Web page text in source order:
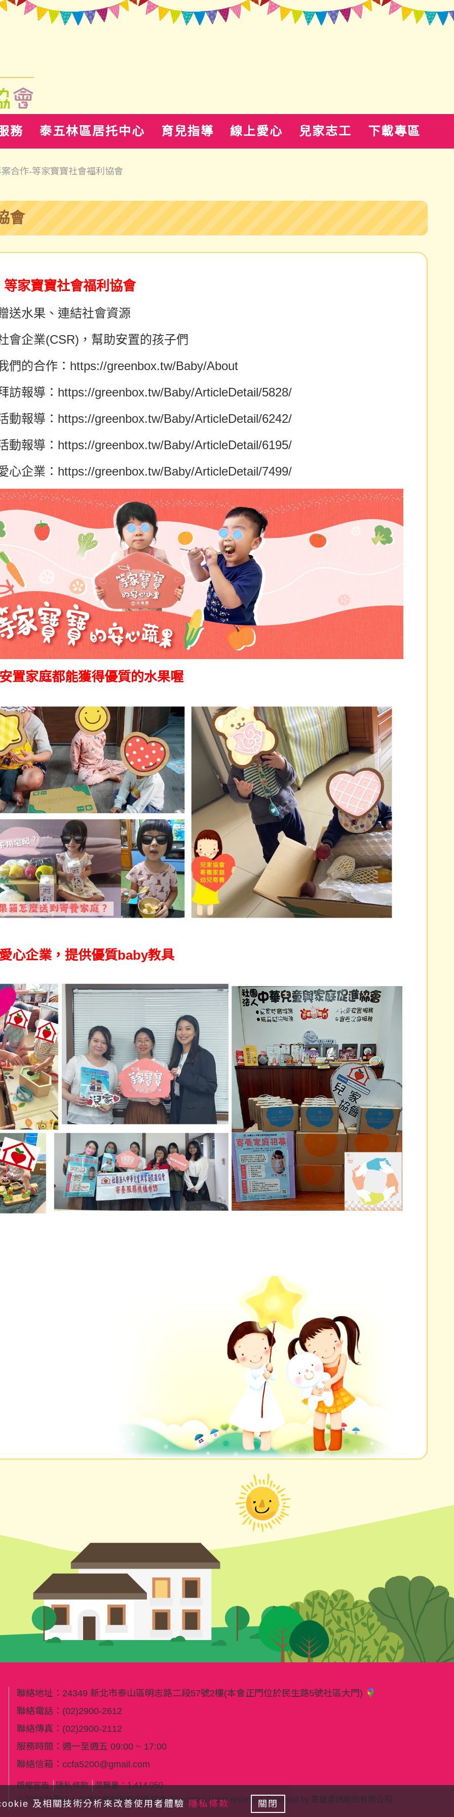
務 泰五林區居托中心 育兒指導 線上愛心 兒家志工 下載專區
合作-等家寶寶社會福利協會
會
等家寶寶社會福利協會
送水果、連結社會資源
會企業(CSR)， 幫助安置的孩子們
們的合作： https://greenbox.tw/Baby/About
訪報導： https://greenbox.tw/Baby/ArticleDetail/5828/
動報導： https://greenbox.tw/Baby/ArticleDetail/6242/
動報導： https://greenbox.tw/Baby/ArticleDetail/6195/
心企業： https://greenbox.tw/Baby/ArticleDetail/7499/
置家庭都能獲得優質的水果喔
心企業，提供優質baby教具
聯絡地址： 24349 新北市泰山區明志路二段57號2樓(本會正門位於民生路5號社區大門)
聯絡電話： (02)2900-2612
聯絡傳真： (02)2900-2112
服務時間：週一至週五 09:00 ~ 17:00
聯絡信箱：ccfa5200@gmail.com
版權宣告 隱私條款
瀏覽量：1,414,050
© 2023 社團法人中華兒童與家庭促進協會 All content rights reserved. Powered by 思遠資訊股份有限公司
及相關技術分析來改善使用者體驗 隱私條款 關閉